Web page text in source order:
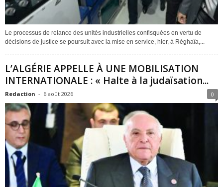
Le processus de relance des unités industrielles confisquées en vertu de
décisions de justice se poursuit avec la mise en service, hier, à Réghaïa,...
L’ALGÉRIE APPELLE À UNE MOBILISATION
INTERNATIONALE : « Halte à la judaïsation...
Redaction - 6 août 2026 0